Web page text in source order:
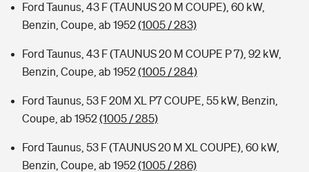
Ford Taunus, 43 F (TAUNUS 20 M COUPE), 60 kW,
Benzin, Coupe, ab 1952(1005 / 283)
Ford Taunus, 43 F (TAUNUS 20 M COUPE P 7), 92 kW,
Benzin, Coupe, ab 1952(1005 / 284)
Ford Taunus, 53 F 20M XL P7 COUPE, 55 kW, Benzin,
Coupe, ab 1952(1005 / 285)
Ford Taunus, 53 F (TAUNUS 20 M XL COUPE), 60 kW,
Benzin, Coupe, ab 1952(1005 / 286)